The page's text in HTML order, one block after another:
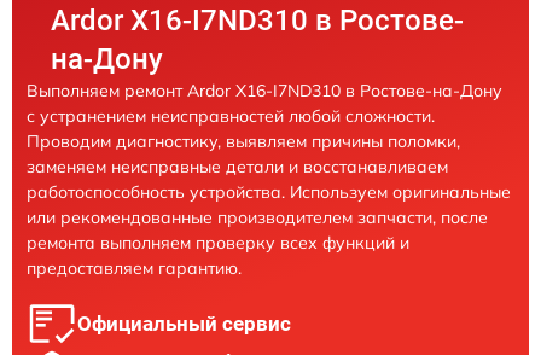
Ardor X16-I7ND310 в Ростове-
на-Дону
Выполняем ремонт Ardor X16-I7ND310 в Ростове-на-Дону
с устранением неисправностей любой сложности.
Проводим диагностику, выявляем причины поломки,
заменяем неисправные детали и восстанавливаем
работоспособность устройства. Используем оригинальные
или рекомендованные производителем запчасти, после
ремонта выполняем проверку всех функций и
предоставляем гарантию.
Официальный сервис